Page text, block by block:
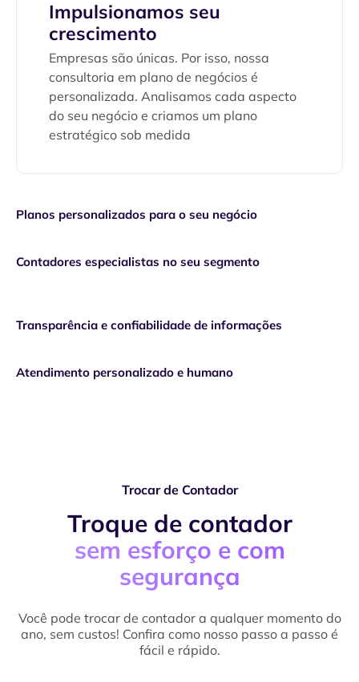
Impulsionamos seu
crescimento
Empresas são únicas. Por isso, nossa
consultoria em plano de negócios é
personalizada. Analisamos cada aspecto
do seu negócio e criamos um plano
estratégico sob medida
Planos personalizados para o seu negócio
Contadores especialistas no seu segmento
Transparência e confiabilidade de informações
Atendimento personalizado e humano
Trocar de Contador
Troque de contador
sem esforço e com
segurança
Você pode trocar de contador a qualquer momento do
ano, sem custos! Confira como nosso passo a passo é
fácil e rápido.